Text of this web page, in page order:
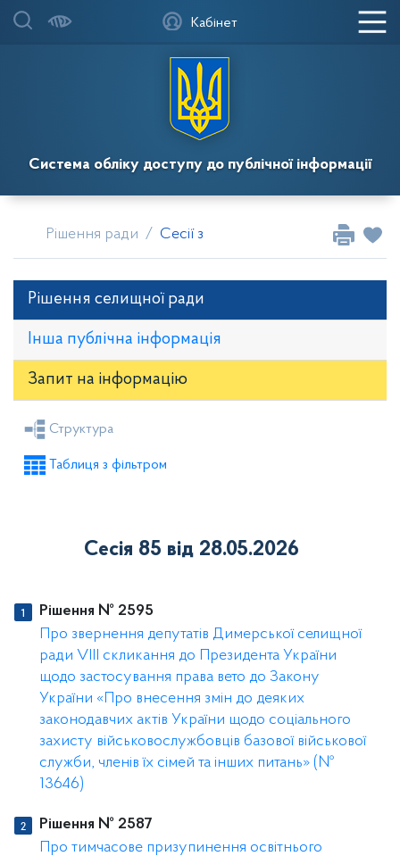
Система обліку доступу до публічної інформації
Кабінет
Рішення ради Сесії за 2026 Сесія 85 від
Рішення селищної ради
Інша публічна інформація
Запит на iнформацію
Рішення селищної ради
Розпорядження голови
Структура
Таблиця з фільтром
Сесія 85 від 28.05.2026
Рішення № 2595
Про звернення депутатів Димерської селищної
ради VІІІ скликання до Президента України
щодо застосування права вето до Закону
України «Про внесення змін до деяких
законодавчих актів України щодо соціального
захисту військовослужбовців базової військової
служби, членів їх сімей та інших питань» (№
13646)
Рішення № 2587
Про тимчасове призупинення освітнього